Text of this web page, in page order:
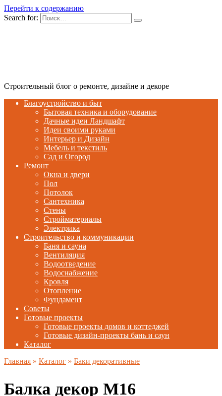
Перейти к содержанию
Search for:
Строительный блог о ремонте, дизайне и декоре
Благоустройство и быт
Бытовая техника и оборудование
Дачные идеи Ландшафт
Идеи своими руками
Интерьер и Дизайн
Мебель и текстиль
Сад и Огород
Ремонт
Окна и двери
Пол
Потолок
Сантехника
Стены
Стройматериалы
Электрика
Строительство и коммуникации
Баня и сауна
Вентиляция
Водоотведение
Водоснабжение
Кровля
Отопление
Фундамент
Советы
Готовые проекты
Готовые проекты домов и коттеджей
Готовые дизайн-проекты бань и саун
Каталог
Главная » Каталог » Баки декоративные
Балка декор М16